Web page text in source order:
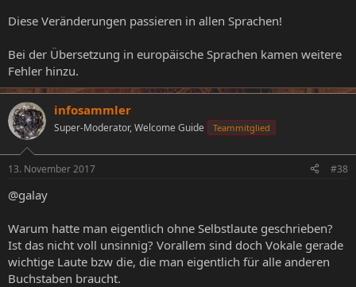
Diese Veränderungen passieren in allen Sprachen!
Bei der Übersetzung in europäische Sprachen kamen weitere
Fehler hinzu.
infosammler
Super-Moderator, Welcome Guide Teammitglied
13. November 2017 #38
@galay
Warum hatte man eigentlich ohne Selbstlaute geschrieben?
Ist das nicht voll unsinnig? Vorallem sind doch Vokale gerade
wichtige Laute bzw die, die man eigentlich für alle anderen
Buchstaben braucht.